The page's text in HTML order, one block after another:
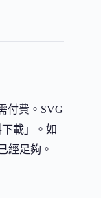
付費。SVG
載」。如
經足夠。